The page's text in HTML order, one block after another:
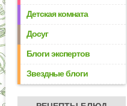
Детская комната
Досуг
Блоги экспертов
Звездные блоги